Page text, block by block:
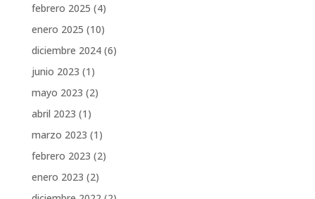
febrero 2025 (4)
enero 2025 (10)
diciembre 2024(6)
junio 2023 (1)
mayo 2023 (2)
abril 2023 (1)
marzo 2023 (1)
febrero 2023 (2)
enero 2023 (2)